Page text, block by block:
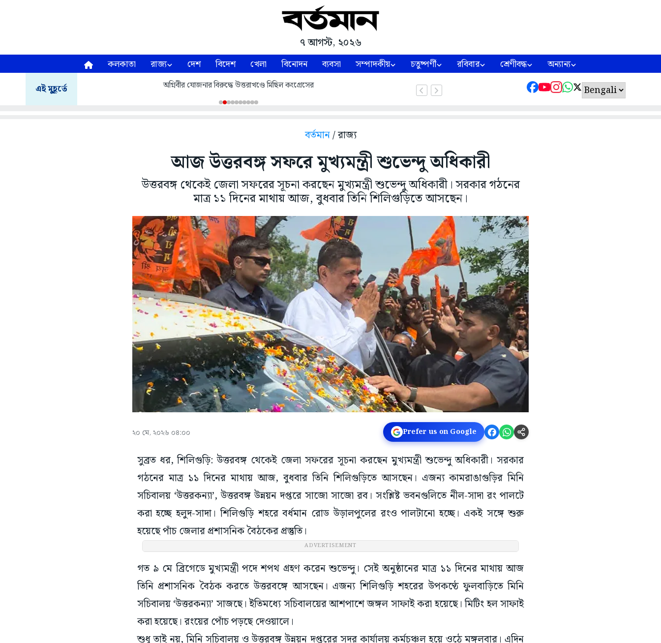
৭ আগস্ট, ২০২৬
কলকাতা রাজ্য দেশ বিদেশ খেলা বিনোদন ব্যবসা সম্পাদকীয় চতুষ্পর্ণী রবিবার শ্রেণীবদ্ধ অন্যান্য
এই মুহূর্তে অগ্নিবীর যোজনার বিরুদ্ধে উত্তরাখণ্ডে মিছিল কংগ্রেসের
বর্তমান/ রাজ্য
আজ উত্তরবঙ্গ সফরে মুখ্যমন্ত্রী শুভেন্দু অধিকারী
উত্তরবঙ্গ থেকেই জেলা সফরের সূচনা করছেন মুখ্যমন্ত্রী শুভেন্দু অধিকারী। সরকার গঠনের
মাত্র ১১ দিনের মাথায় আজ, বুধবার তিনি শিলিগুড়িতে আসছেন।
২০ মে, ২০২৬ ০৪:০০ Prefer us on Google
সুব্রত ধর, শিলিগুড়ি: উত্তরবঙ্গ থেকেই জেলা সফরের সূচনা করছেন মুখ্যমন্ত্রী শুভেন্দু অধিকারী। সরকার
গঠনের মাত্র ১১ দিনের মাথায় আজ, বুধবার তিনি শিলিগুড়িতে আসছেন। এজন্য কামরাঙাগুড়ির মিনি
সচিবালয় ‘উত্তরকন্যা’, উত্তরবঙ্গ উন্নয়ন দপ্তরে সাজো সাজো রব। সংশ্লিষ্ট ভবনগুলিতে নীল-সাদা রং পালটে
করা হচ্ছে হলুদ-সাদা। শিলিগুড়ি শহরে বর্ধমান রোড উড়ালপুলের রংও পালটানো হচ্ছে। একই সঙ্গে শুরু
হয়েছে পাঁচ জেলার প্রশাসনিক বৈঠকের প্রস্তুতি।
ADVERTISEMENT
গত ৯ মে ব্রিগেডে মুখ্যমন্ত্রী পদে শপথ গ্রহণ করেন শুভেন্দু। সেই অনুষ্ঠানের মাত্র ১১ দিনের মাথায় আজ
তিনি প্রশাসনিক বৈঠক করতে উত্তরবঙ্গে আসছেন। এজন্য শিলিগুড়ি শহরের উপকণ্ঠে ফুলবাড়িতে মিনি
সচিবালয় ‘উত্তরকন্যা’ সাজছে। ইতিমধ্যে সচিবালয়ের আশপাশে জঙ্গল সাফাই করা হয়েছে। মিটিং হল সাফাই
করা হয়েছে। রংয়ের পোঁচ পড়ছে দেওয়ালে।
শুধু তাই নয়, মিনি সচিবালয় ও উত্তরবঙ্গ উন্নয়ন দপ্তরের সদর কার্যালয় কর্মচঞ্চল হয়ে ওঠে মঙ্গলবার। এদিন